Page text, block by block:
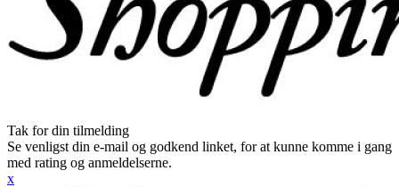
Tak for din tilmelding
Se venligst din e-mail og godkend linket, for at kunne komme i gang
med rating og anmeldelserne.
x